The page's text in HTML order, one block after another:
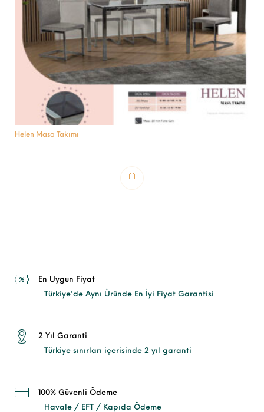
Helen Masa Takımı
En Uygun Fiyat
Türkiye'de Aynı Üründe En İyi Fiyat Garantisi
2 Yıl Garanti
Türkiye sınırları içerisinde 2 yıl garanti
100% Güvenli Ödeme
Havale / EFT / Kapıda Ödeme